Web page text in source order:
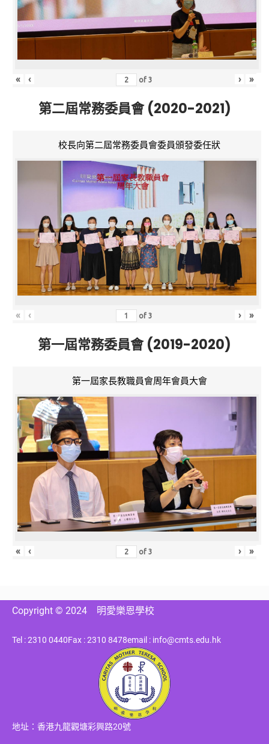
« ‹ of3 › »
第二屆常務委員會 (2020-2021)
校長向第二屆常務委員會委員頒發委任狀
« ‹ of3 › »
第一屆常務委員會 (2019-2020)
第一屆家長教職員會周年會員大會
« ‹ of3 › »
Copyright © 2024 明愛樂恩學校
Tel : 2310 0440Fax : 2310 8478email : info@cmts.edu.hk
地址：香港九龍觀塘彩興路20號